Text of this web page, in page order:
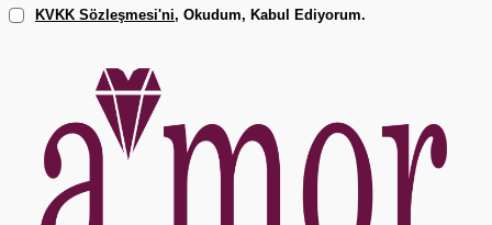
KVKK Sözleşmesi'ni, Okudum, Kabul Ediyorum.